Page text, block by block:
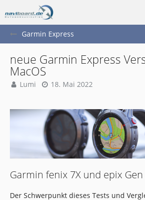
Garmin Express
neue Garmin Express
MacOS
Lumi 18. Mai 2022
Garmin fenix 7X und epix
Der Schwerpunkt dieses Tests und